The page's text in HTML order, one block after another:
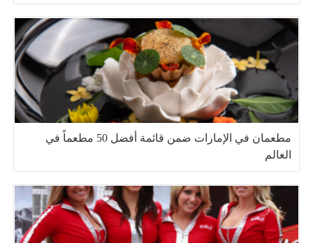
مطعمان في الإمارات ضمن قائمة أفضل 50 مطعماً في
العالم